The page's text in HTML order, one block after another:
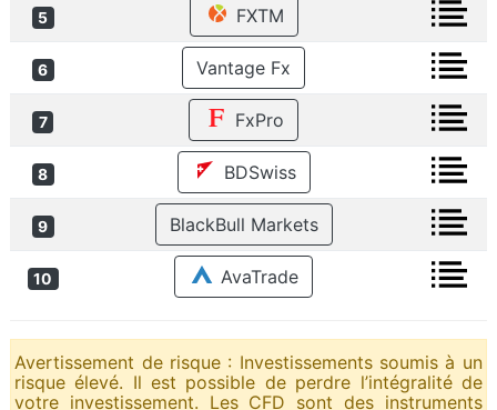
5 FXTM
6 Vantage Fx
7 FxPro
8 BDSwiss
9 BlackBull Markets
10 AvaTrade
Avertissement de risque : Investissements soumis à un
risque élevé. Il est possible de perdre l’intégralité de
votre investissement. Les CFD sont des instruments